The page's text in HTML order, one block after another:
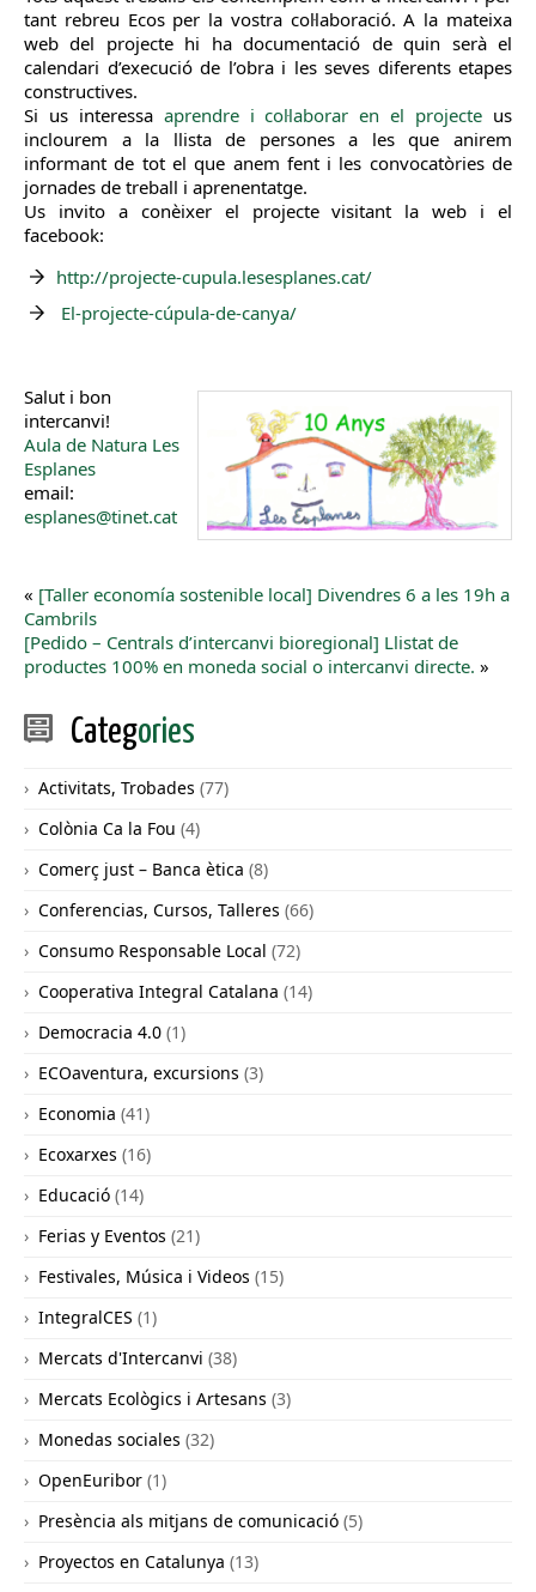
tant rebreu Ecos per la vostra col·laboració. A la mateixa
web del projecte hi ha documentació de quin serà el
calendari d’execució de l’obra i les seves diferents etapes
constructives.
Si us interessaaprendre i col·laborar en el projecte us
inclourem a la llista de persones a les que anirem
informant de tot el que anem fent i les convocatòries de
jornades de treball i aprenentatge.
Us invito a conèixer el projecte visitant la web i el
facebook:
http://projecte-cupula.lesesplanes.cat/
El-projecte-cúpula-de-canya/
Salut i bon
intercanvi!
Aula de Natura Les
Esplanes
email:
esplanes@tinet.cat
« [Taller economía sostenible local] Divendres 6 a les 19h a
Cambrils
[Pedido – Centrals d’intercanvi bioregional] Llistat de
productes 100% en moneda social o intercanvi directe. »
Categories
Activitats, Trobades (77)
Colònia Ca la Fou (4)
Comerç just – Banca ètica (8)
Conferencias, Cursos, Talleres (66)
Consumo Responsable Local (72)
Cooperativa Integral Catalana (14)
Democracia 4.0 (1)
ECOaventura, excursions (3)
Economia (41)
Ecoxarxes (16)
Educació (14)
Ferias y Eventos (21)
Festivales, Música i Videos (15)
IntegralCES (1)
Mercats d'Intercanvi (38)
Mercats Ecològics i Artesans (3)
Monedas sociales (32)
OpenEuribor (1)
Presència als mitjans de comunicació (5)
Proyectos en Catalunya (13)